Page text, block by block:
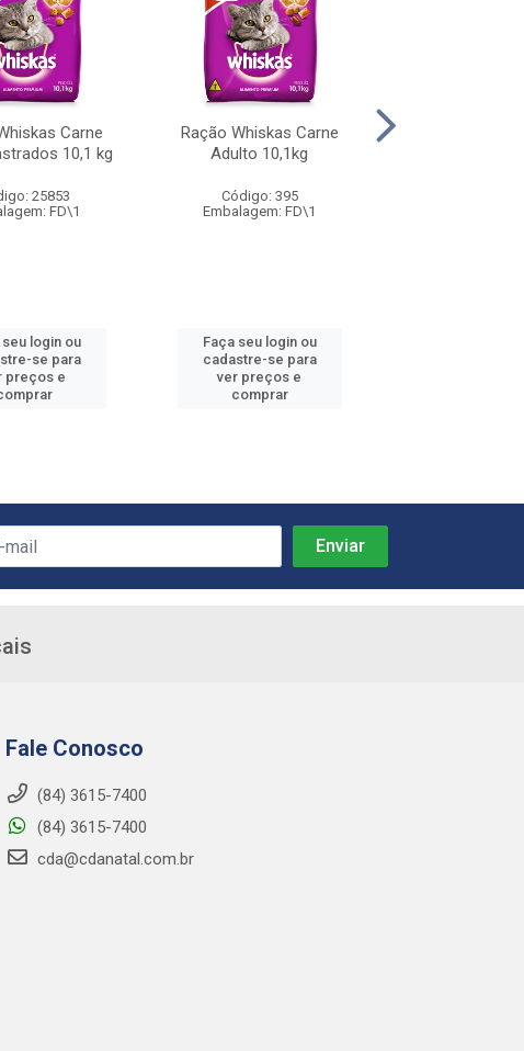
Carne
10,1 kg
25853
FD\1
seu login ou
se para
preços e
Ração Whiskas Carne
Adulto 10,1kg
Código: 395
Embalagem: FD\1
Faça seu login ou
cadastre-se para
ver preços e
comprar
Fale Conosco
(84) 3615-7400
(84) 3615-7400
cda@cdanatal.com.br